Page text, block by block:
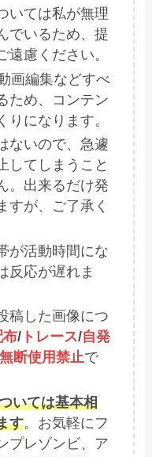
いては私が無理
でいるため、提
遠慮ください。
画編集などすべ
ため、コンテン
りになります。
ないので、急遽
してしまうこと
。出来るだけ発
すが、ご了承く
が活動時間にな
反応が遅れま
稿した画像につ
布/ トレース/自発
断使用禁止で
いては基本相
す。お気軽にフ
プレゾンビ、ア